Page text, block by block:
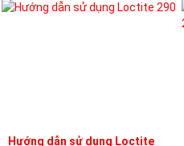
Hướng dẫn sử dụng Loctite